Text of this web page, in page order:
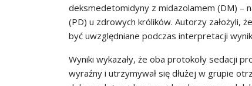
deksmedetomidyny z midazolamem (DM) –
(PD) u zdrowych królików. Autorzy założyli,
być uwzględniane podczas interpretacji
Wyniki wykazały, że oba protokoły sedacji
wyraźny i utrzymywał się dłużej w grupie